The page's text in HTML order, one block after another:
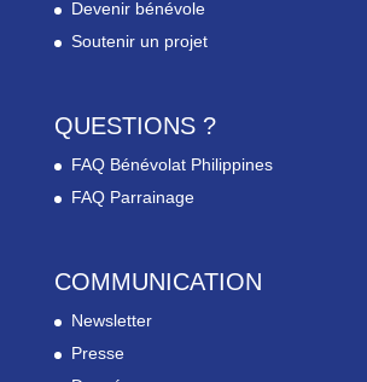
Devenir bénévole
Soutenir un projet
QUESTIONS ?
FAQ Bénévolat Philippines
FAQ Parrainage
COMMUNICATION
Newsletter
Presse